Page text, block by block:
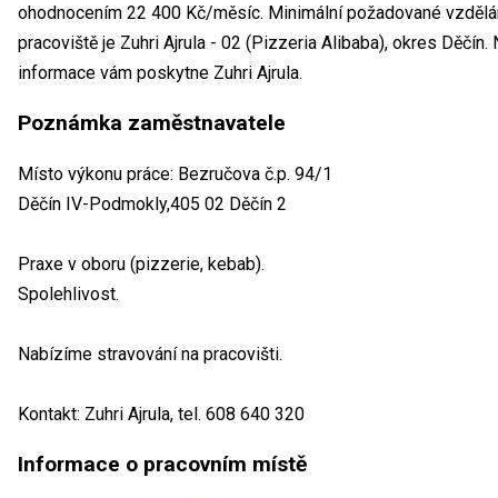
ohodnocením 22 400 Kč/měsíc. Minimální požadované
pracoviště je Zuhri Ajrula - 02 (Pizzeria Alibaba), okres Děčín.
informace vám poskytne Zuhri Ajrula.
Poznámka zaměstnavatele
Místo výkonu práce: Bezručova č.p. 94/1
Děčín IV-Podmokly,405 02 Děčín 2
Praxe v oboru (pizzerie, kebab).
Spolehlivost.
Nabízíme stravování na pracovišti.
Kontakt: Zuhri Ajrula, tel. 608 640 320
Informace o pracovním místě